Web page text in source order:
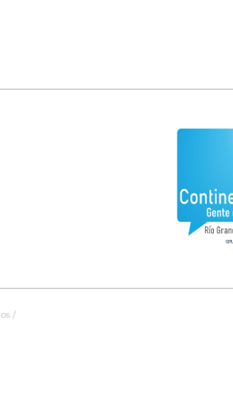
/